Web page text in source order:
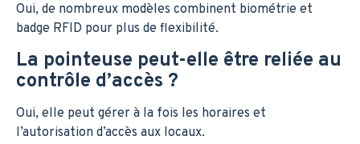
Oui, de nombreux modèles combinent biométrie et
badge RFID pour plus de flexibilité.
La pointeuse peut-elle être reliée au
contrôle d’accès ?
Oui, elle peut gérer à la fois les horaires et
l’autorisation d’accès aux locaux.